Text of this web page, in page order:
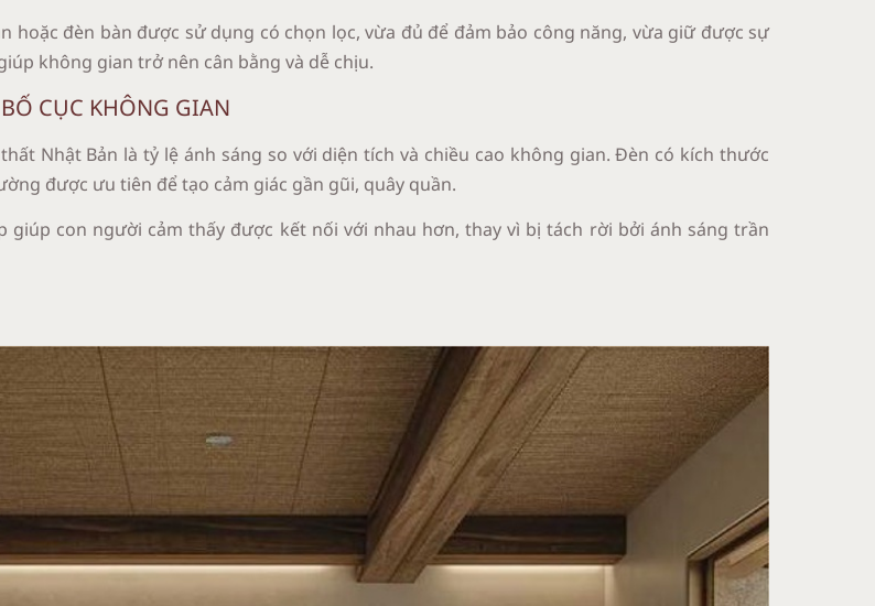
hoặc đèn bàn được sử dụng có chọn lọc, vừa đủ để đảm bảo công năng, vừa giữ được sự
không gian trở nên cân bằng và dễ chịu.
CỤC KHÔNG GIAN
Nhật Bản là tỷ lệ ánh sáng so với diện tích và chiều cao không gian. Đèn có kích thước
được ưu tiên để tạo cảm giác gần gũi, quây quần.
giúp con người cảm thấy được kết nối với nhau hơn, thay vì bị tách rời bởi ánh sáng trần